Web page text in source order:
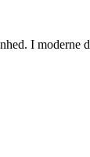
I moderne